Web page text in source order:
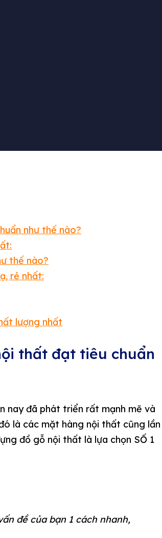
vẹn không bị trầy hoặc hỏng
như thế nào?
thế nào?
rẻ nhất:
lượng nhất
thất đạt tiêu chuẩn
nay đã phát triển rất mạnh mẽ và
là các mặt hàng nội thất cũng lần
đồ gỗ nội thất là lựa chọn SỐ 1
đề của bạn 1 cách nhanh,